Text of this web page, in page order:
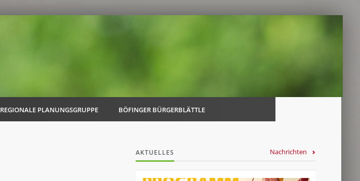
REGIONALE PLANUNGSGRUPPE BÖFINGER BÜRGERBLÄTTLE
AKTUELLES Nachrichten